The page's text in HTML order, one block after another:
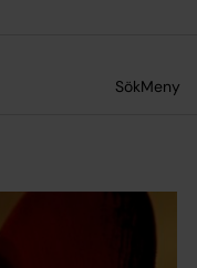
SökMeny